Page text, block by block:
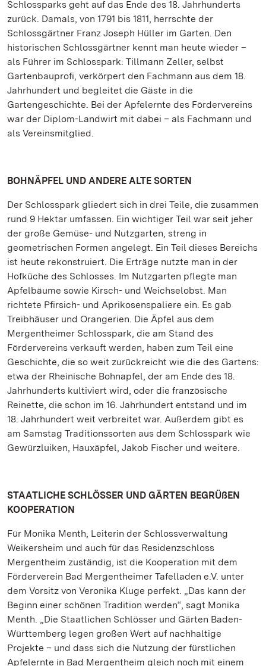
Schlossparks geht auf das Ende des 18. Jahrhunderts
zurück. Damals, von 1791 bis 1811, herrschte der
Schlossgärtner Franz Joseph Hüller im Garten. Den
historischen Schlossgärtner kennt man heute wieder –
als Führer im Schlosspark: Tillmann Zeller, selbst
Gartenbauprofi, verkörpert den Fachmann aus dem 18.
Jahrhundert und begleitet die Gäste in die
Gartengeschichte. Bei der Apfelernte des Fördervereins
war der Diplom-Landwirt mit dabei – als Fachmann und
als Vereinsmitglied.
BOHNÄPFEL UND ANDERE ALTE SORTEN
Der Schlosspark gliedert sich in drei Teile, die zusammen
rund 9 Hektar umfassen. Ein wichtiger Teil war seit jeher
der große Gemüse- und Nutzgarten, streng in
geometrischen Formen angelegt. Ein Teil dieses Bereichs
ist heute rekonstruiert. Die Erträge nutzte man in der
Hofküche des Schlosses. Im Nutzgarten pflegte man
Apfelbäume sowie Kirsch- und Weichselobst. Man
richtete Pfirsich- und Aprikosenspaliere ein. Es gab
Treibhäuser und Orangerien. Die Äpfel aus dem
Mergentheimer Schlosspark, die am Stand des
Fördervereins verkauft werden, haben zum Teil eine
Geschichte, die so weit zurückreicht wie die des Gartens:
etwa der Rheinische Bohnapfel, der am Ende des 18.
Jahrhunderts kultiviert wird, oder die französische
Reinette, die schon im 16. Jahrhundert entstand und im
18. Jahrhundert weit verbreitet war. Außerdem gibt es
am Samstag Traditionssorten aus dem Schlosspark wie
Gewürzluiken, Hauxäpfel, Jakob Fischer und weitere.
STAATLICHE SCHLÖSSER UND GÄRTEN BEGRÜßEN
KOOPERATION
Für Monika Menth, Leiterin der Schlossverwaltung
Weikersheim und auch für das Residenzschloss
Mergentheim zuständig, ist die Kooperation mit dem
Förderverein Bad Mergentheimer Tafelladen e.V. unter
dem Vorsitz von Veronika Kluge perfekt. „Das kann der
Beginn einer schönen Tradition werden“, sagt Monika
Menth. „Die Staatlichen Schlösser und Gärten Baden-
Württemberg legen großen Wert auf nachhaltige
Projekte – und dass sich die Nutzung der fürstlichen
Apfelernte in Bad Mergentheim gleich noch mit einem